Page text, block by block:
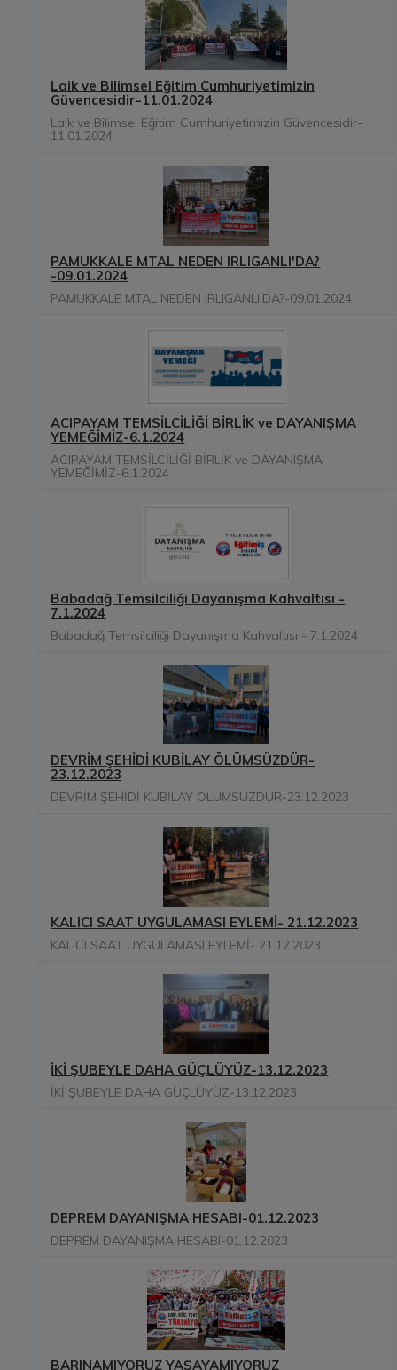
Laik ve Bilimsel Eğitim Cumhuriyetimizin
Güvencesidir-11.01.2024
Laik ve Bilimsel Eğitim Cumhuriyetimizin Güvencesidir-
11.01.2024
PAMUKKALE MTAL NEDEN IRLIGANLI'DA?
-09.01.2024
PAMUKKALE MTAL NEDEN IRLIGANLI'DA?-09.01.2024
ACIPAYAM TEMSİLCİLİĞİ BİRLİK ve DAYANIŞMA
YEMEĞİMİZ-6.1.2024
ACIPAYAM TEMSİLCİLİĞİ BİRLİK ve DAYANIŞMA
YEMEĞİMİZ-6.1.2024
Babadağ Temsilciliği Dayanışma Kahvaltısı -
7.1.2024
Babadağ Temsilciliği Dayanışma Kahvaltısı - 7.1.2024
DEVRİM ŞEHİDİ KUBİLAY ÖLÜMSÜZDÜR-
23.12.2023
DEVRİM ŞEHİDİ KUBİLAY ÖLÜMSÜZDÜR-23.12.2023
KALICI SAAT UYGULAMASI EYLEMİ- 21.12.2023
KALICI SAAT UYGULAMASI EYLEMİ- 21.12.2023
İKİ ŞUBEYLE DAHA GÜÇLÜYÜZ-13.12.2023
İKİ ŞUBEYLE DAHA GÜÇLÜYÜZ-13.12.2023
DEPREM DAYANIŞMA HESABI-01.12.2023
DEPREM DAYANIŞMA HESABI-01.12.2023
BARINAMIYORUZ YAŞAYAMIYORUZ